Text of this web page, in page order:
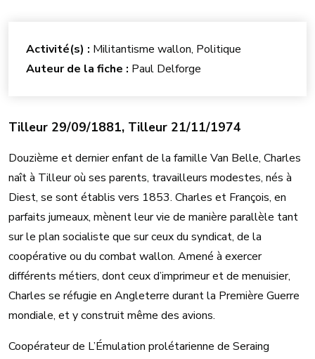
Tilleur 29/09/1881, Tilleur 21/11/1974
Douzième et dernier enfant de la famille Van Belle, Charles
naît à Tilleur où ses parents, travailleurs modestes, nés à
Diest, se sont établis vers 1853. Charles et François, en
parfaits jumeaux, mènent leur vie de manière parallèle tant
sur le plan socialiste que sur ceux du syndicat, de la
coopérative ou du combat wallon. Amené à exercer
différents métiers, dont ceux d’imprimeur et de menuisier,
Charles se réfugie en Angleterre durant la Première Guerre
mondiale, et y construit même des avions.
Coopérateur de L’Émulation prolétarienne de Seraing
Activité(s) : Militantisme wallon, Politique
Auteur de la fiche : Paul Delforge